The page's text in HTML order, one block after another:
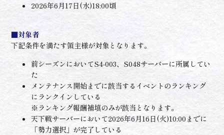
2026年6月17日(水)18:00頃
■対象者
下記条件を満たす領主様が対象となります。
前シーズンにおいてS4-003、S048サーバーに所属してい
た
メンテナンス開始までに該当するイベントのランキング
にランクインしている
※ランキング報酬補填のみが該当となります。
天下戦サーバーにおいて2026年6月16日(火)10:00までに
「勢力選択」が完了している